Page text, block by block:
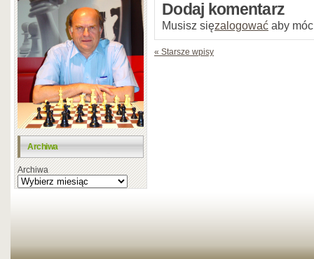
Archiwa
Archiwa
Dodaj komentarz
Musisz sięzalogować aby
« Starsze wpisy